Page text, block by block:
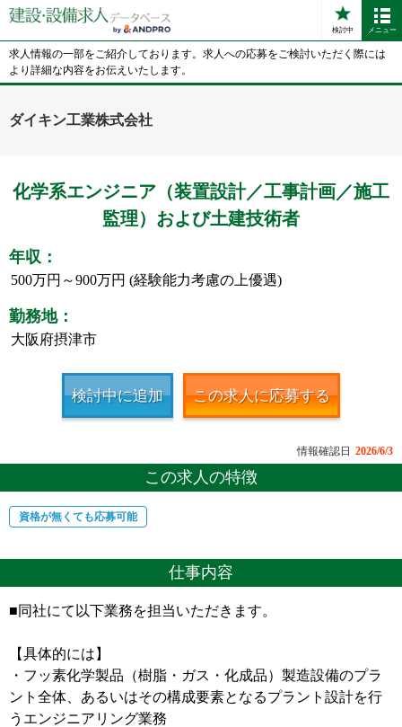
検討中 メニュー
求人情報の一部をご紹介しております。求人への応募をご検討いただく際には
より詳細な内容をお伝えいたします。
ダイキン工業株式会社
化学系エンジニア（装置設計／工事計画／施工
監理）および土建技術者
年収：
500万円～900万円 (経験能力考慮の上優遇)
勤務地：
大阪府摂津市
検討中に追加 この求人に応募する
情報確認日 2026/6/3
この求人の特徴
資格が無くても応募可能
仕事内容
■同社にて以下業務を担当いただきます。
【具体的には】
・フッ素化学製品（樹脂・ガス・化成品）製造設備のプラ
ント全体、あるいはその構成要素となるプラント設計を行
うエンジニアリング業務